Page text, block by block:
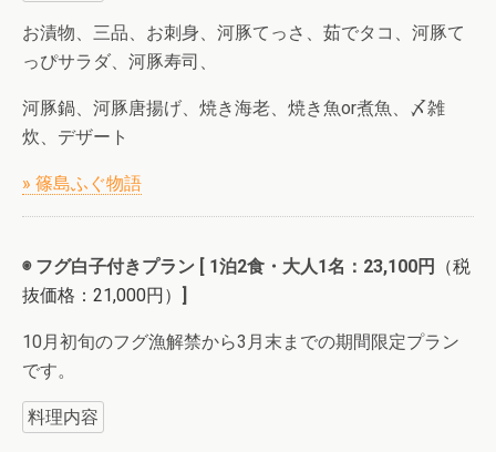
お漬物、三品、お刺身、河豚てっさ、茹でタコ、河豚て
っぴサラダ、河豚寿司、
河豚鍋、河豚唐揚げ、焼き海老、焼き魚or煮魚、〆雑
炊、デザート
» 篠島ふぐ物語
◉ フグ白子付きプラン [ 1泊2食・大人1名：23,100円
（税
抜価格：21,000円）
10月初旬のフグ漁解禁から3月 末までの期間限定プラン
です。
料理内容